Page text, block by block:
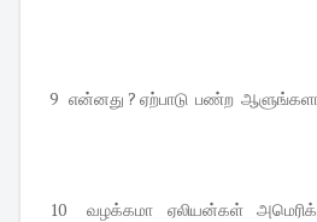
9 என்னது ? ஏற்பாடு பண்ற
10 வழக்கமா ஏலியன்கள்